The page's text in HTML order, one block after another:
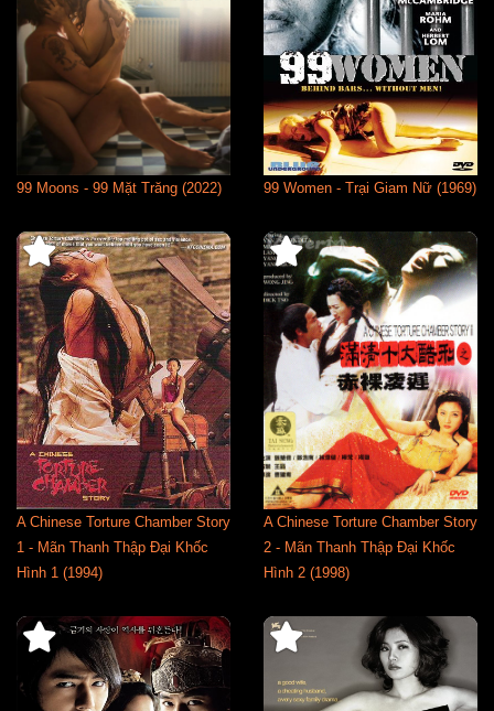
99 Moons - 99 Mặt Trăng (2022) 99 Women - Trại Giam Nữ (1969)
A Chinese Torture Chamber Story
1 - Mãn Thanh Thập Đại Khốc
Hình 1 (1994)
A Chinese Torture Chamber Story
2 - Mãn Thanh Thập Đại Khốc
Hình 2 (1998)